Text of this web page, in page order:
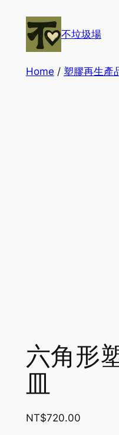
content
不垃圾場
Home / 塑膠再生產
六角形
皿
NT$720.00